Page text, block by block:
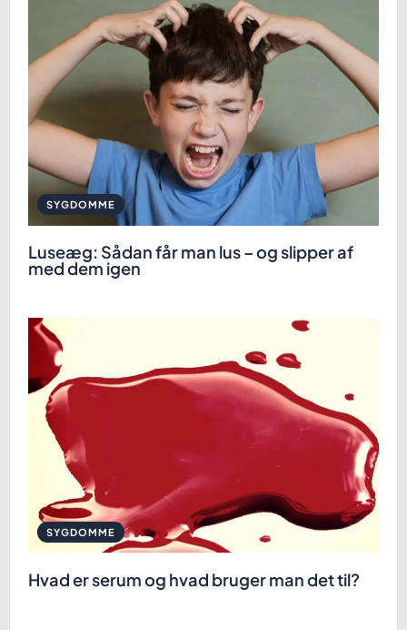
Luseæg: Sådan får man lus – og slipper af
med dem igen
SYGDOMME
Hvad er serum og hvad bruger man det til?
SYGDOMME